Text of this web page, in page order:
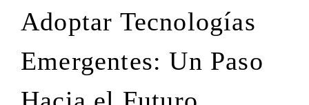
Adoptar Tecnologías
Emergentes: Un Paso